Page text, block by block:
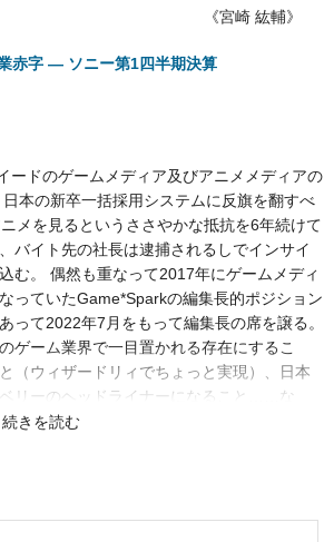
《宮崎 紘輔》
赤字 ― ソニー第1四半期決算
ードのゲームメディア及びアニメメディアの
本の新卒一括採用システムに反旗を翻すべ
メを見るというささやかな抵抗を6年続けて
バイト先の社長は逮捕されるしでインサイ
む。 偶然も重なって2017年にゲームメディ
っていたGame*Sparkの編集長的ポジション
って2022年7月をもって編集長の席を譲る。
ゲーム業界で一目置かれる存在にするこ
（ウィザードリィでちょっと実現）、日本
リーのヘッドライナーになること……な
きを読む